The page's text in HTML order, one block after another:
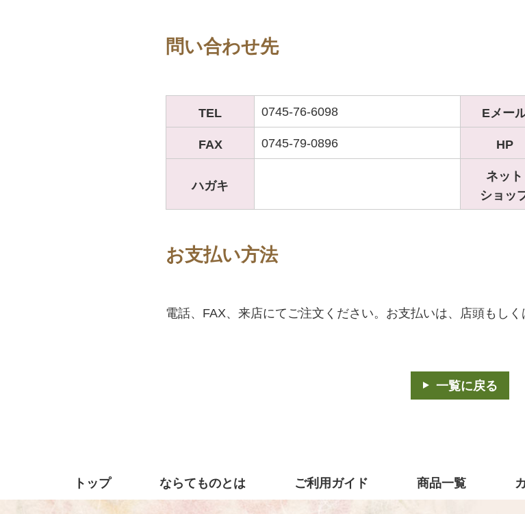
問い合わせ先
TEL 0745-76-6098 Eメー
FAX 0745-79-0896 HP
ハガキ
ネット
ショッ
お支払い方法
電話、FAX、来店にてご注文ください。お支払いは、店頭もしく
一覧に戻る
トップ ならてものとは ご利用ガイド 商品一覧